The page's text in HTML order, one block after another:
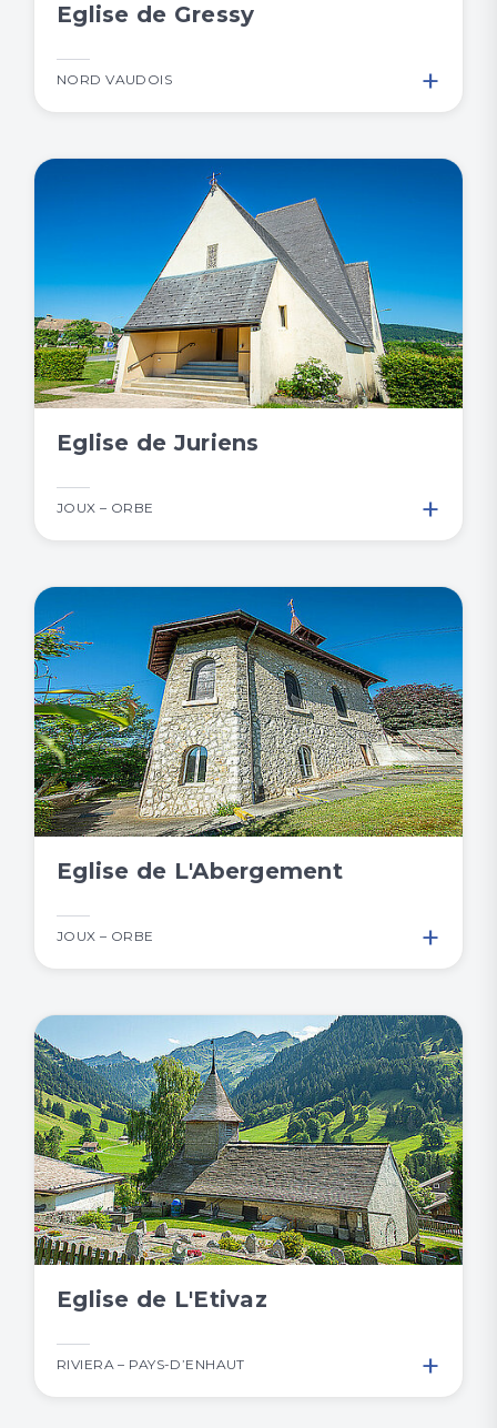
Eglise de Gressy
NORD VAUDOIS +
Eglise de Juriens
JOUX – ORBE +
Eglise de L'Abergement
JOUX – ORBE +
Eglise de L'Etivaz
RIVIERA – PAYS-D’ENHAUT +